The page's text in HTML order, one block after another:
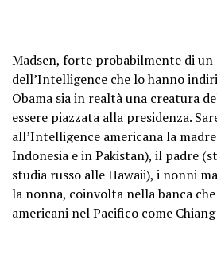
Madsen, forte probabilmente di
dell’Intelligence che lo hanno
Obama sia in realtà una creatura
essere piazzata alla presidenza.
all’Intelligence americana la
Indonesia e in Pakistan), il padre
studia russo alle Hawaii), i nonni
la nonna, coinvolta nella banca
americani nel Pacifico come